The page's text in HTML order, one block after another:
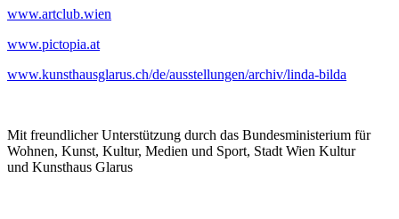
www.artclub.wien
www.pictopia.at
www.kunsthausglarus.ch/de/ausstellungen/archiv/linda-bilda
Mit freundlicher Unterstützung durch das Bundesministerium für
Wohnen, Kunst, Kultur, Medien und Sport, Stadt Wien Kultur
und Kunsthaus Glarus